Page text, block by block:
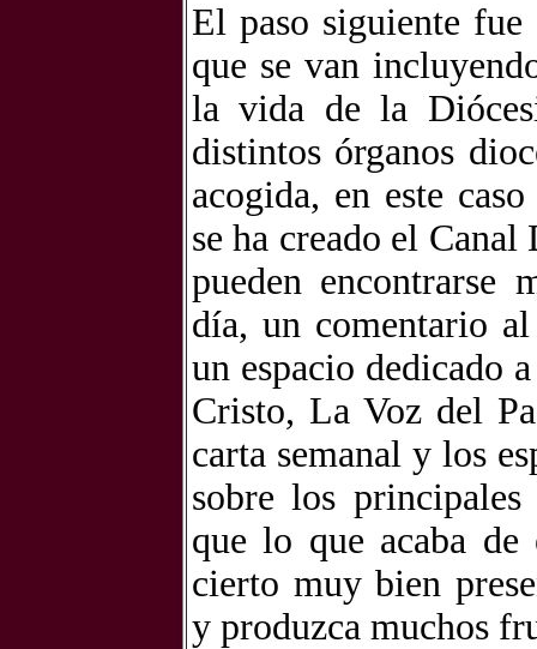
El paso siguiente
que se van
la vida de la
distintos órganos
acogida, en este
se ha creado el
pueden encontrarse
día, un comentario
un espacio dedicado
Cristo, La Voz del
carta semanal y los
sobre los principales
que lo que acaba de
cierto muy bien
y produzca muchos